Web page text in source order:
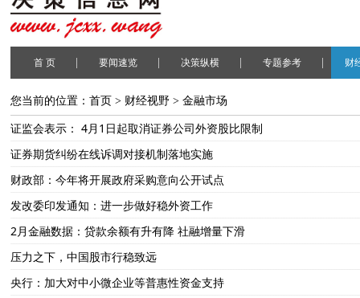
首 页 要闻速览 决策纵横 专题参考 财
您当前的位置： 首页 > 财经视野 > 金融市场
证监会表示： 4月1日起取消证券公司外资股比限制
证券期货纠纷在线诉调对接机制落地实施
财政部：今年将开展政府采购意向公开试点
发改委印发通知：进一步做好稳外资工作
2月金融数据：贷款余额有升有降 社融增量下滑
压力之下，中国股市行稳致远
央行：加大对中小微企业等普惠性资金支持